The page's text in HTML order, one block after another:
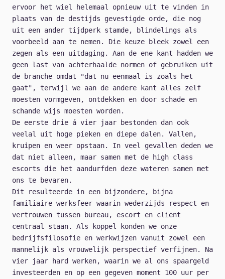
ervoor het wiel helemaal opnieuw uit te vinden in
plaats van de destijds gevestigde orde, die nog
uit een ander tijdperk stamde, blindelings als
voorbeeld aan te nemen. Die keuze bleek zowel een
zegen als een uitdaging. Aan de ene kant hadden we
geen last van achterhaalde normen of gebruiken uit
de branche omdat "dat nu eenmaal is zoals het
gaat", terwijl we aan de andere kant alles zelf
moesten vormgeven, ontdekken en door schade en
schande wijs moesten worden.
De eerste drie á vier jaar bestonden dan ook
veelal uit hoge pieken en diepe dalen. Vallen,
kruipen en weer opstaan. In veel gevallen deden we
dat niet alleen, maar samen met de high class
escorts die het aandurfden deze wateren samen met
ons te bevaren.
Dit resulteerde in een bijzondere, bijna
familiaire werksfeer waarin wederzijds respect en
vertrouwen tussen bureau, escort en cliënt
centraal staan. Als koppel konden we onze
bedrijfsfilosofie en werkwijzen vanuit zowel een
mannelijk als vrouwelijk perspectief verfijnen. Na
vier jaar hard werken, waarin we al ons spaargeld
investeerden en op een gegeven moment 100 uur per